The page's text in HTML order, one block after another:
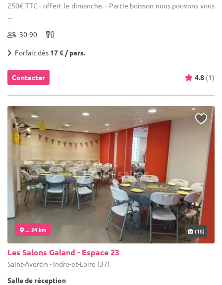
250€ TTC - offert le dimanche. - Partie boisson nous pouvons vous
...
30-90
Forfait dès 17 € / pers.
Contacter 4.8 (1)
... 24 km (18)
Les Salons Galand - Espace 23
Saint-Avertin - Indre-et-Loire (37)
Salle de réception